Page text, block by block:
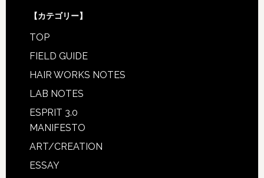
【カテゴリー】
TOP
FIELD GUIDE
HAIR WORKS NOTES
LAB NOTES
ESPRIT 3.0
MANIFESTO
ART/CREATION
ESSAY